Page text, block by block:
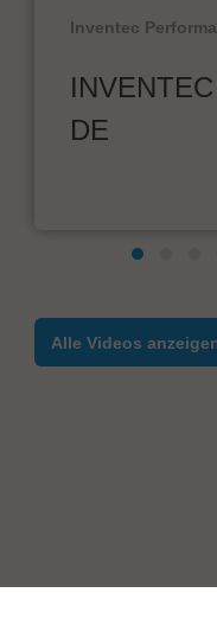
Inventec
DE
Alle Videos